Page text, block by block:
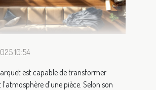
10:54
est capable de transformer
d’une pièce. Selon son